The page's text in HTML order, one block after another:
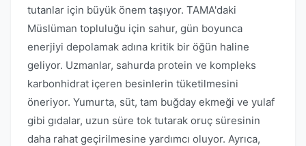
tutanlar için büyük önem taşıyor. TAMA'daki
Müslüman topluluğu için sahur, gün boyunca
enerjiyi depolamak adına kritik bir öğün haline
geliyor. Uzmanlar, sahurda protein ve kompleks
karbonhidrat içeren besinlerin tüketilmesini
öneriyor. Yumurta, süt, tam buğday ekmeği ve yulaf
gibi gıdalar, uzun süre tok tutarak oruç süresinin
daha rahat geçirilmesine yardımcı oluyor. Ayrıca,